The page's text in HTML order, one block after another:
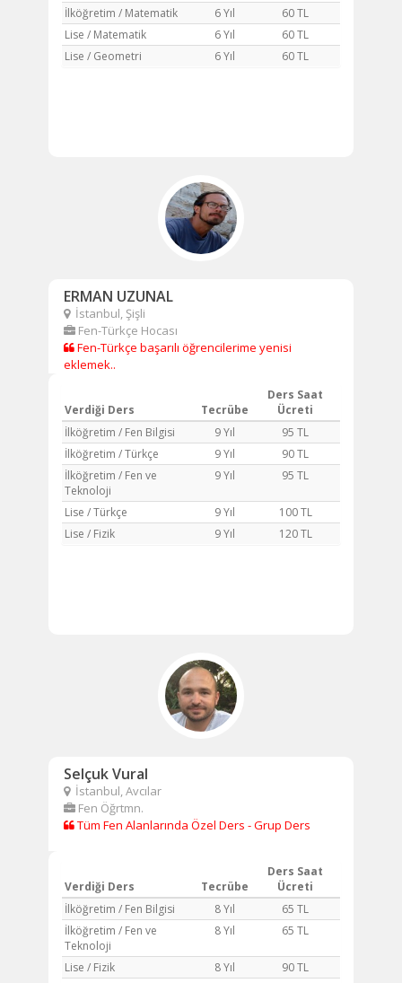
İlköğretim / Matematik 6 Yıl
60 TL
Lise / Matematik
6 Yıl
60 TL
Lise / Geometri
6 Yıl 60 TL
ERMAN UZUNAL
İstanbul, Şişli
Fen-Türkçe Hocası
Fen-Türkçe başarılı öğrencilerime yenisi
eklemek..
Verdiği Ders Tecrübe
Ders Saat
Ücreti
İlköğretim / Fen Bilgisi
9 Yıl
95 TL
İlköğretim / Türkçe
9 Yıl
90 TL
İlköğretim / Fen ve
Teknoloji
9 Yıl 95 TL
Lise / Türkçe 9 Yıl
100 TL
Lise / Fizik
9 Yıl 120 TL
Selçuk Vural
İstanbul, Avcılar
Fen Öğrtmn.
Tüm Fen Alanlarında Özel Ders - Grup Ders
Verdiği Ders Tecrübe
Ders Saat
Ücreti
İlköğretim / Fen Bilgisi
8 Yıl
65 TL
İlköğretim / Fen ve
Teknoloji
8 Yıl 65 TL
Lise / Fizik 8 Yıl
90 TL